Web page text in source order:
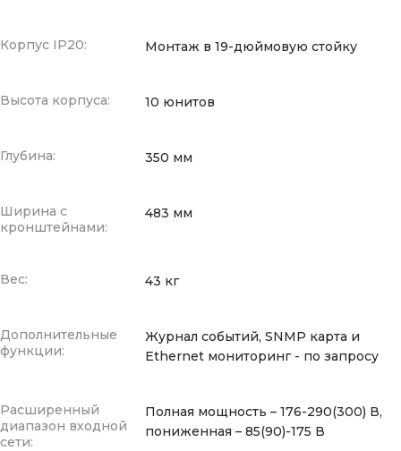
Корпус IP20: Монтаж в 19-дюймовую стойку
Высота корпуса: 10 юнитов
Глубина: 350 мм
Ширина с
кронштейнами:
483 мм
Вес: 43 кг
Дополнительные
функции:
Журнал событий, SNMP карта и
Ethernet мониторинг - по запросу
Расширенный
диапазон входной
сети:
Полная мощность – 176-290(300) В,
пониженная – 85(90)-175 В